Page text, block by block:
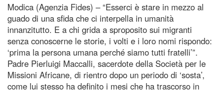
Modica (Agenzia Fides) – “Esserci è stare in mezzo al
guado di una sfida che ci interpella in umanità
innanzitutto. E a chi grida a sproposito sui migranti
senza conoscerne le storie, i volti e i loro nomi rispondo:
‘prima la persona umana perché siamo tutti fratelli’”.
Padre Pierluigi Maccalli, sacerdote della Società per le
Missioni Africane, di rientro dopo un periodo di ‘sosta’,
come lui stesso ha definito i mesi che ha trascorso in